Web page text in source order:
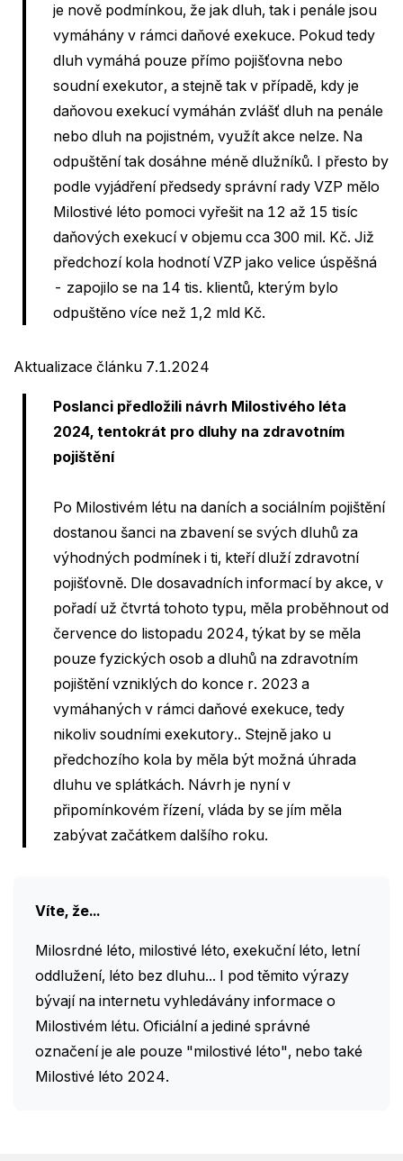
je nově podmínkou, že jak dluh, tak i penále jsou
vymáhány v rámci daňové exekuce. Pokud tedy
dluh vymáhá pouze přímo pojišťovna nebo
soudní exekutor, a stejně tak v případě, kdy je
daňovou exekucí vymáhán zvlášť dluh na penále
nebo dluh na pojistném, využít akce nelze. Na
odpuštění tak dosáhne méně dlužníků. I přesto by
podle vyjádření předsedy správní rady VZP mělo
Milostivé léto pomoci vyřešit na 12 až 15 tisíc
daňových exekucí v objemu cca 300 mil. Kč. Již
předchozí kola hodnotí VZP jako velice úspěšná
- zapojilo se na 14 tis. klientů, kterým bylo
odpuštěno více než 1,2 mld Kč.
Aktualizace článku 7.1.2024
Poslanci předložili návrh Milostivého léta
2024, tentokrát pro dluhy na zdravotním
pojištění
Po Milostivém létu na daních a sociálním pojištění
dostanou šanci na zbavení se svých dluhů za
výhodných podmínek i ti, kteří dluží zdravotní
pojišťovně. Dle dosavadních informací by akce, v
pořadí už čtvrtá tohoto typu, měla proběhnout od
července do listopadu 2024, týkat by se měla
pouze fyzických osob a dluhů na zdravotním
pojištění vzniklých do konce r. 2023 a
vymáhaných v rámci daňové exekuce, tedy
nikoliv soudními exekutory.. Stejně jako u
předchozího kola by měla být možná úhrada
dluhu ve splátkách. Návrh je nyní v
připomínkovém řízení, vláda by se jím měla
zabývat začátkem dalšího roku.
Víte, že...
Milosrdné léto, milostivé léto, exekuční léto, letní
oddlužení, léto bez dluhu... I pod těmito výrazy
bývají na internetu vyhledávány informace o
Milostivém létu. Oficiální a jediné správné
označení je ale pouze "milostivé léto", nebo také
Milostivé léto 2024.